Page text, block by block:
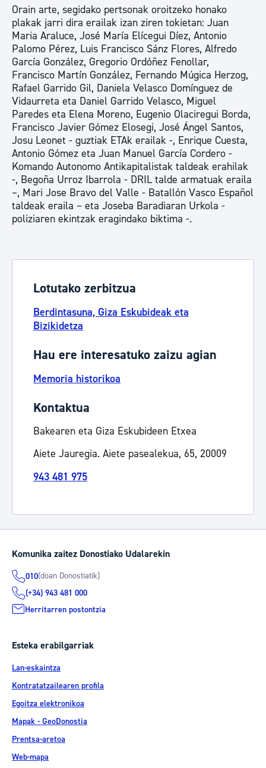
Orain arte, segidako pertsonak oroitzeko honako
plakak jarri dira erailak izan ziren tokietan: Juan
Maria Araluce, José María Elícegui Díez, Antonio
Palomo Pérez, Luis Francisco Sánz Flores, Alfredo
García González, Gregorio Ordóñez Fenollar,
Francisco Martín González, Fernando Múgica Herzog,
Rafael Garrido Gil, Daniela Velasco Domínguez de
Vidaurreta eta Daniel Garrido Velasco, Miguel
Paredes eta Elena Moreno, Eugenio Olaciregui Borda,
Francisco Javier Gómez Elosegi, José Ángel Santos,
Josu Leonet - guztiak ETAk erailak -, Enrique Cuesta,
Antonio Gómez eta Juan Manuel García Cordero -
Komando Autonomo Antikapitalistak taldeak erahilak
-, Begoña Urroz Ibarrola - DRIL talde armatuak eraila
–, Mari Jose Bravo del Valle - Batallón Vasco Español
taldeak eraila – eta Joseba Baradiaran Urkola -
poliziaren ekintzak eragindako biktima -.
Lotutako zerbitzua
Berdintasuna, Giza Eskubideak eta
Bizikidetza
Hau ere interesatuko zaizu agian
Memoria historikoa
Kontaktua
Bakearen eta Giza Eskubideen Etxea
Aiete Jauregia. Aiete pasealekua, 65, 20009
943 481 975
Komunika zaitez Donostiako Udalarekin
010(doan Donostiatik)
(+34) 943 481 000
Herritarren postontzia
Esteka erabilgarriak
Lan-eskaintza
Kontratatzailearen profila
Egoitza elektronikoa
Mapak - GeoDonostia
Prentsa-aretoa
Web-mapa